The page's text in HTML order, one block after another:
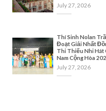
July 27, 2026
Thí Sinh Nolan
Đoạt Giải Nhất
Thi Thiếu Nhi Hát
Nam Cộng Hòa
July 27, 2026